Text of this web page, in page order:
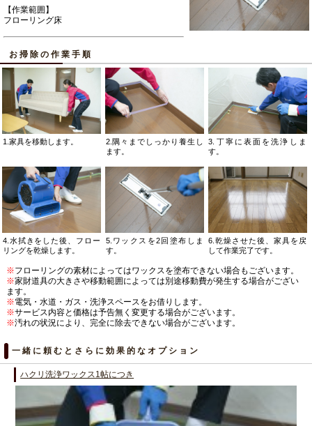
【作業範囲】
フローリング床
お掃除の作業手順
1.家具を移動します。
2.隅々までしっかり養生し
ます。
3.丁寧に表面を洗浄しま
す。
4.水拭きをした後、フロー
リングを乾燥します。
5.ワックスを2回塗布しま
す。
6.乾燥させた後、家具を戻
して作業完了です。
※フローリングの素材によってはワックスを塗布できない場合もございます。
※家財道具の大きさや移動範囲によっては別途移動費が発生する場合がござい
ます。
※電気・水道・ガス・洗浄スペースをお借りします。
※サービス内容と価格は予告無く変更する場合がございます。
※汚れの状況により、完全に除去できない場合がございます。
一緒に頼むとさらに効果的なオプション
ハクリ洗浄ワックス1帖につき